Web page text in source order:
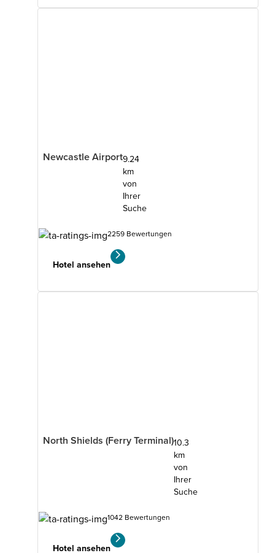
Newcastle Airport9.24
km
von
Ihrer
Suche
2259 Bewertungen
Hotel ansehen
North Shields (Ferry Terminal)10.3
km
von
Ihrer
Suche
1042 Bewertungen
Hotel ansehen